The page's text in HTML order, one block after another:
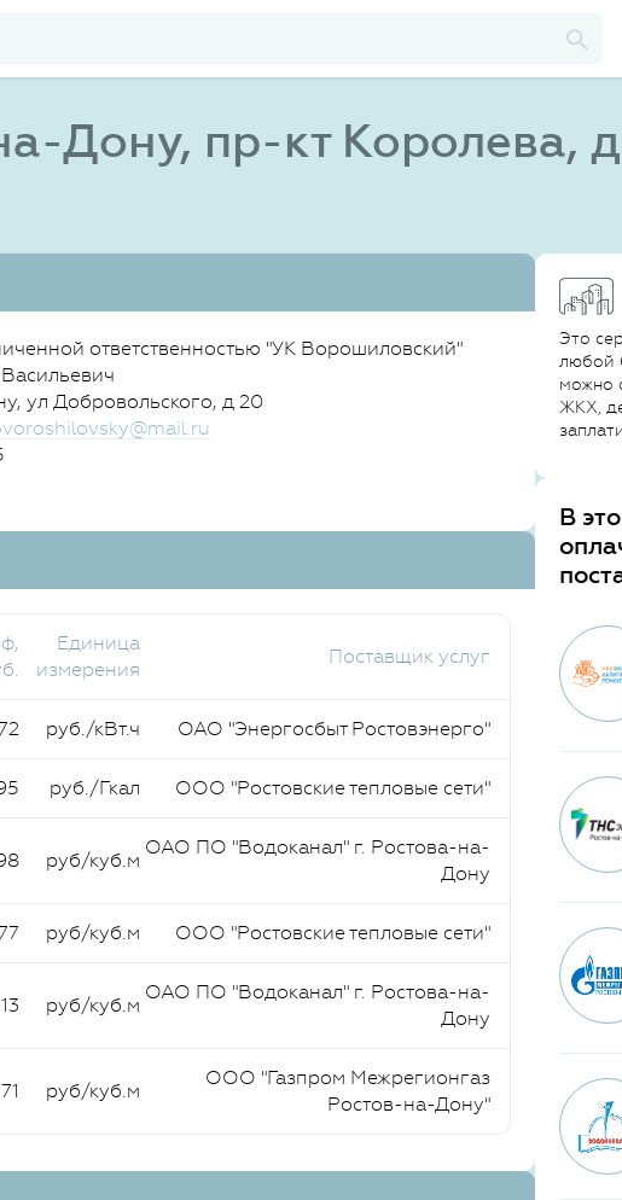
Дону, пр-кт Королева,
ответственностью "УК Ворошиловский"
ул Добровольского, д 20
Единица
измерения
Поставщик услуг
руб./кВт.ч ОАО "Энергосбыт Ростовэнерго"
руб./Гкал ООО "Ростовские тепловые сети"
руб/куб.м
ОАО ПО "Водоканал" г. Ростова-на-
Дону
руб/куб.м ООО "Ростовские тепловые сети"
руб/куб.м
ОАО ПО "Водоканал" г. Ростова-на-
Дону
руб/куб.м
ООО "Газпром Межрегионгаз
Ростов-на-Дону"
Это
любой
можно
ЖКХ,
В